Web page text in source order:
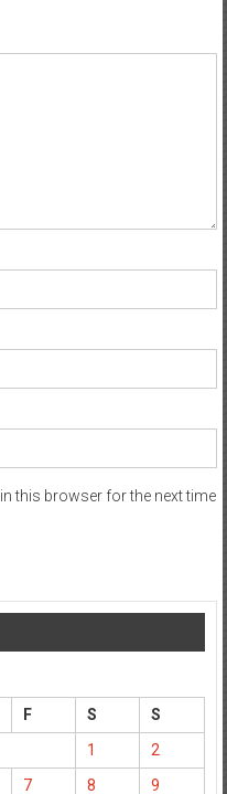
this browser for the next time
F S
S
1
2
7 8 9